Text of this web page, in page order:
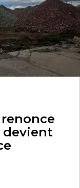
devient